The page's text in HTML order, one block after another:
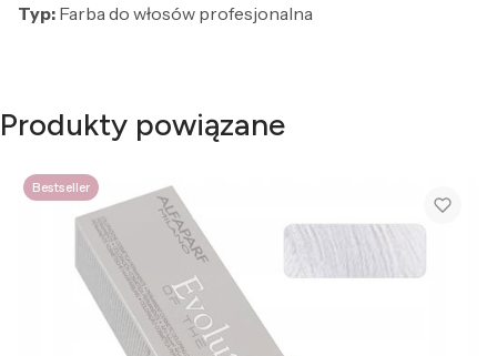
Typ: Farba do włosów profesjonalna
Produkty powiązane
Bestseller